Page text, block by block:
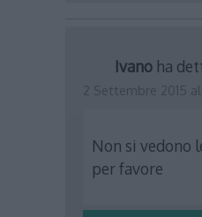
Ivano ha
2 Settembre 2015
Non si vedono
per favore